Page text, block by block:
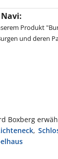
Produkt
und deren
Boxberg
,